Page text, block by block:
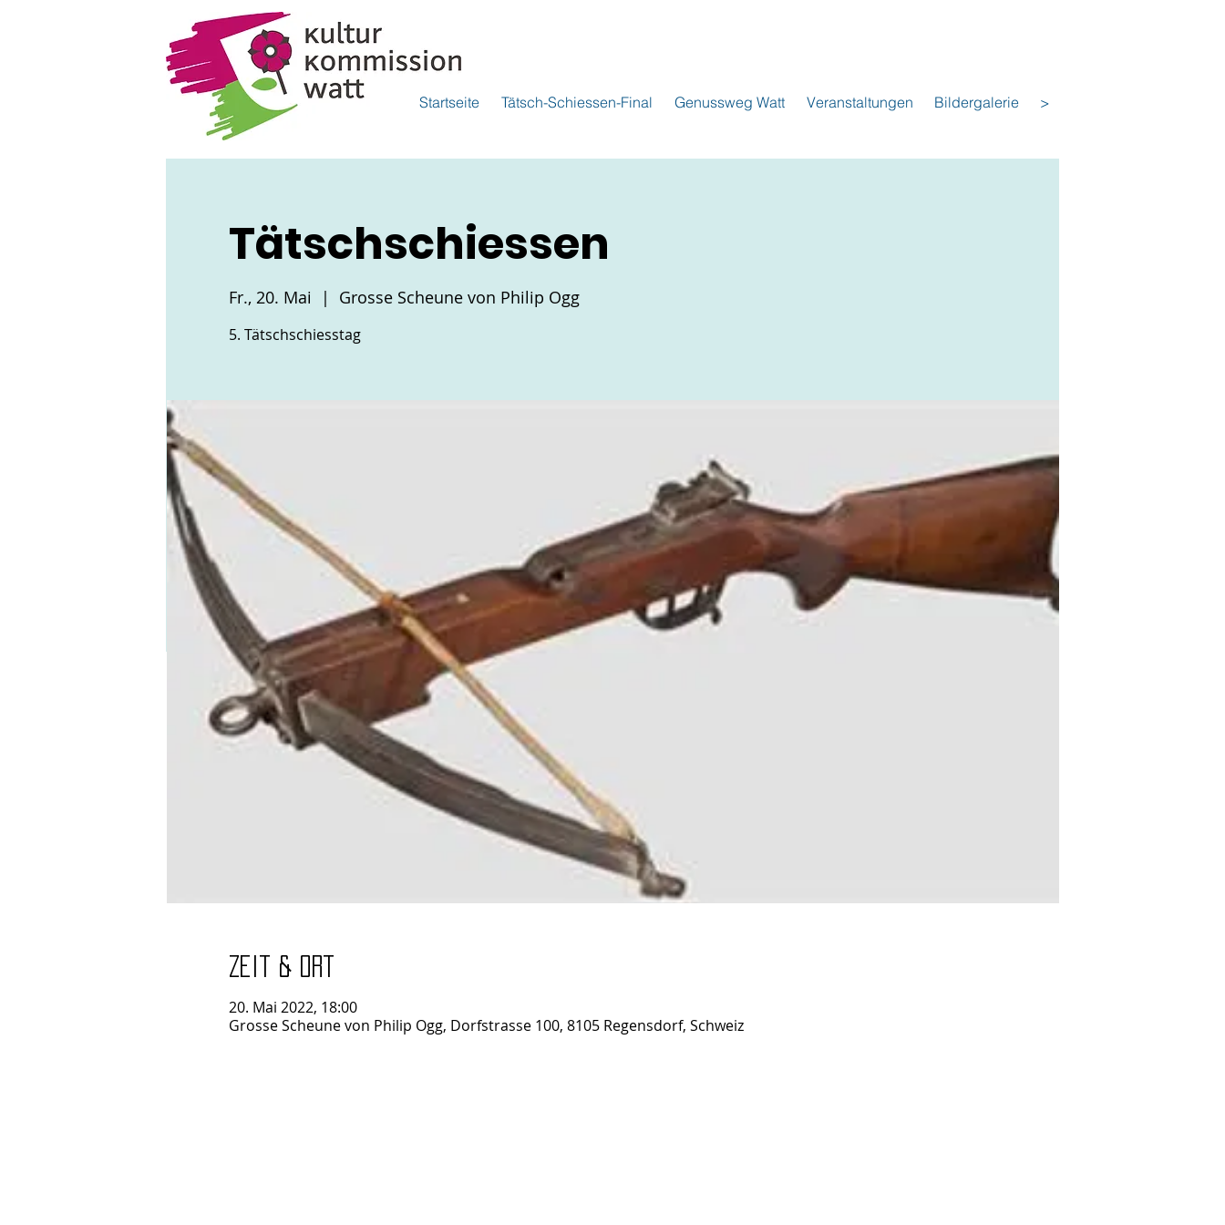
Startseite Tätsch-Schiessen-Final Genussweg Watt Veranstaltungen Bildergalerie >
Tätschschiessen
Fr., 20. Mai
  |
Grosse Scheune von Philip Ogg
5. Tätschschiesstag
Zeit & Ort
20. Mai 2022, 18:00
Grosse Scheune von Philip Ogg, Dorfstrasse 100, 8105 Regensdorf, Schweiz